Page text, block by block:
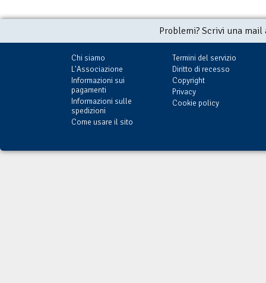
Problemi? Scrivi una
Chi siamo
L'Associazione
Informazioni sui
pagamenti
Informazioni sulle
spedizioni
Come usare il sito
Termini del servizio
Diritto di recesso
Copyright
Privacy
Cookie policy